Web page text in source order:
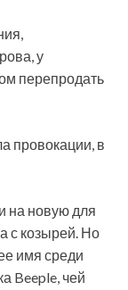
у
перепродать
провокации, в
на новую для
с козырей. Но
имя среди
Beeple, чей